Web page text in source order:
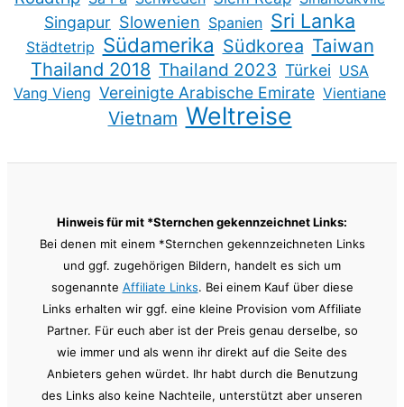
Singapur Slowenien Spanien Sri Lanka
Städtetrip Südamerika Südkorea Taiwan
Thailand 2018 Thailand 2023 Türkei USA
Vang Vieng Vereinigte Arabische Emirate Vientiane
Vietnam Weltreise
Hinweis für mit *Sternchen gekennzeichnet Links:
Bei denen mit einem *Sternchen gekennzeichneten Links
und ggf. zugehörigen Bildern, handelt es sich um
sogenannte Affiliate Links. Bei einem Kauf über diese
Links erhalten wir ggf. eine kleine Provision vom Affiliate
Partner. Für euch aber ist der Preis genau derselbe, so
wie immer und als wenn ihr direkt auf die Seite des
Anbieters gehen würdet. Ihr habt durch die Benutzung
des Links also keine Nachteile, unterstützt aber unseren